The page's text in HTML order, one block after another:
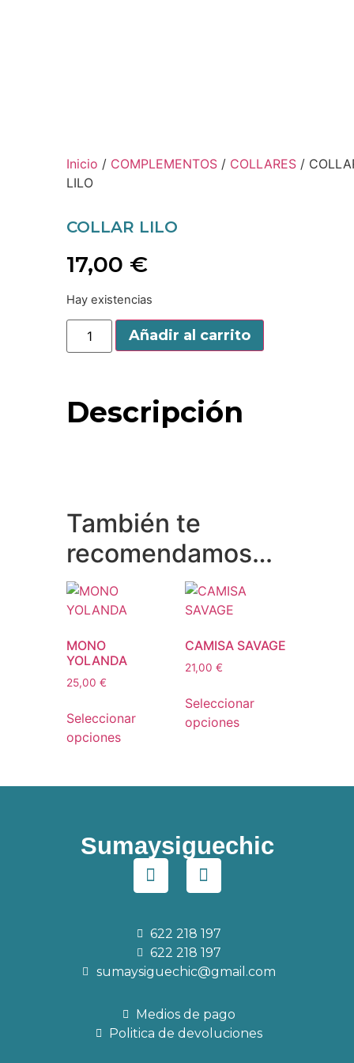
Inicio / COMPLEMENTOS / COLLARES /
LILO
COLLAR LILO
17,00 €
Hay existencias
Añadir al carrito
Descripción
También te
recomendamos…
MONO
YOLANDA
25,00 €
Seleccionar
opciones
CAMISA SAVAGE
21,00 €
Seleccionar
opciones
Sumaysiguechic
622 218 197
622 218 197
sumaysiguechic@gmail.com
Medios de pago
Politica de devoluciones